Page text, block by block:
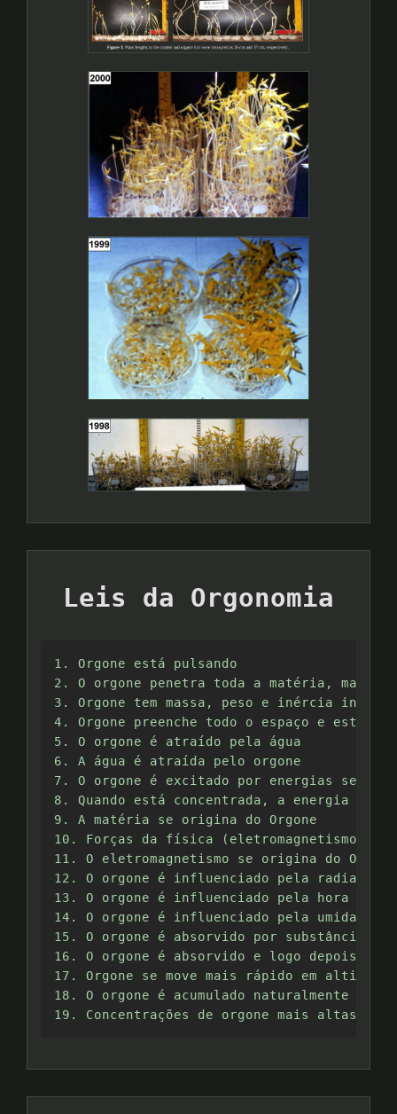
Leis da Orgonomia
1. Orgone está pulsando
2. O orgone penetra toda a matéria, mas
3. Orgone tem massa, peso e inércia
4. Orgone preenche todo o espaço e está
5. O orgone é atraído pela água
6. A água é atraída pelo orgone
7. O orgone é excitado por energias
8. Quando está concentrada, a energia
9. A matéria se origina do Orgone
10. Forças da física (eletromagnetismo,
11. O eletromagnetismo se origina do Orgone
12. O orgone é influenciado pela radiação
13. O orgone é influenciado pela hora do
14. O orgone é influenciado pela umidade,
15. O orgone é absorvido por substâncias
16. O orgone é absorvido e logo depois
17. Orgone se move mais rápido em
18. O orgone é acumulado naturalmente
19. Concentrações de orgone mais altas